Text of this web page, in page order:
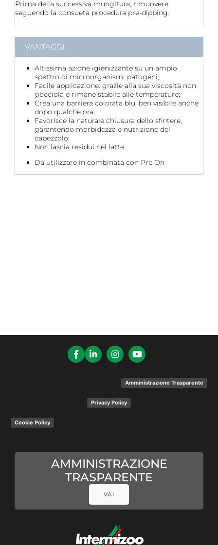
Prima della successiva mungitura, rimuovere
seguendo la consueta procedura pre-dipping.
VANTAGGI
Altissima azione igienizzante su un ampio
spettro di microorganismi patogeni;
Facile applicazione: grazie alla sua viscosità non
gocciola e rimane stabile alle temperature;
Crea una barriera colorata blu, ben visibile anche
dopo qualche ora;
Favorisce la naturale chiusura dello sfintere,
garantendo morbidezza e nutrizione del
capezzolo;
Non lascia residui nel latte.
Da utilizzare in combinata con Pre On
Amministrazione Trasparente
Privacy Policy
Cookie Policy
AMMINISTRAZIONE
TRASPARENTE
VAI